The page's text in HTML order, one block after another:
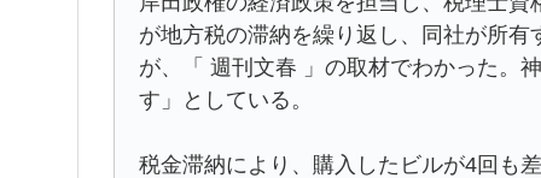
が地方税の滞納を繰り返し、同社が所
が、「 週刊文春 」の取材でわかった。
す」としている。
税金滞納により、購入したビルが4回も